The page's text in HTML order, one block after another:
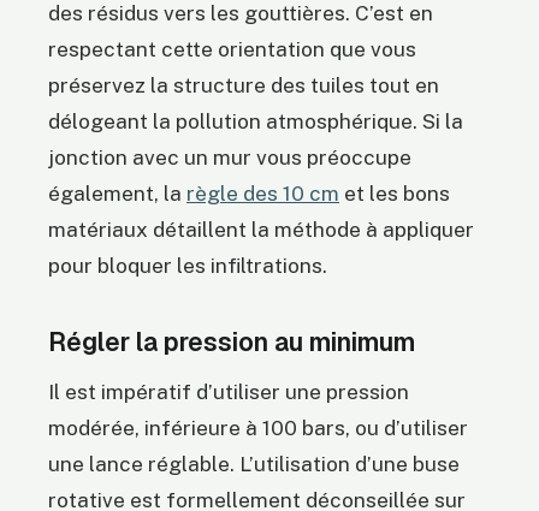
des résidus vers les gouttières. C’est en
respectant cette orientation que vous
préservez la structure des tuiles tout en
délogeant la pollution atmosphérique. Si la
jonction avec un mur vous préoccupe
également, la règle des 10 cm et les bons
matériaux détaillent la méthode à appliquer
pour bloquer les infiltrations.
Régler la pression au minimum
Il est impératif d’utiliser une pression
modérée, inférieure à 100 bars, ou d’utiliser
une lance réglable. L’utilisation d’une buse
rotative est formellement déconseillée sur